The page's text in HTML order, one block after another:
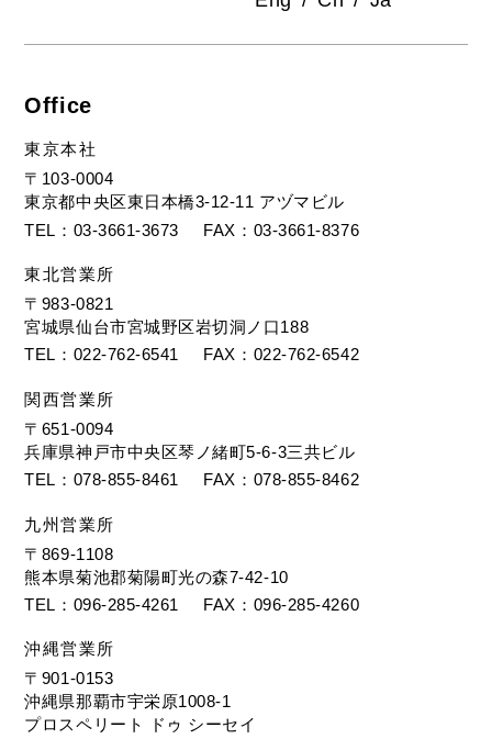
Office
東京本社
〒103-0004
東京都中央区東日本橋3-12-11 アヅマビル
TEL
03-3661-3673 FAX 03-3661-8376
東北営業所
〒983-0821
宮城県仙台市宮城野区岩切洞ノ口188
TEL
022-762-6541 FAX 022-762-6542
関西営業所
〒651-0094
兵庫県神戸市中央区琴ノ緒町5-6-3三共ビル
TEL
078-855-8461 FAX 078-855-8462
九州営業所
〒869-1108
熊本県菊池郡菊陽町光の森7-42-10
TEL
096-285-4261 FAX 096-285-4260
沖縄営業所
〒901-0153
沖縄県那覇市宇栄原1008-1
プロスペリート ドゥ シーセイ